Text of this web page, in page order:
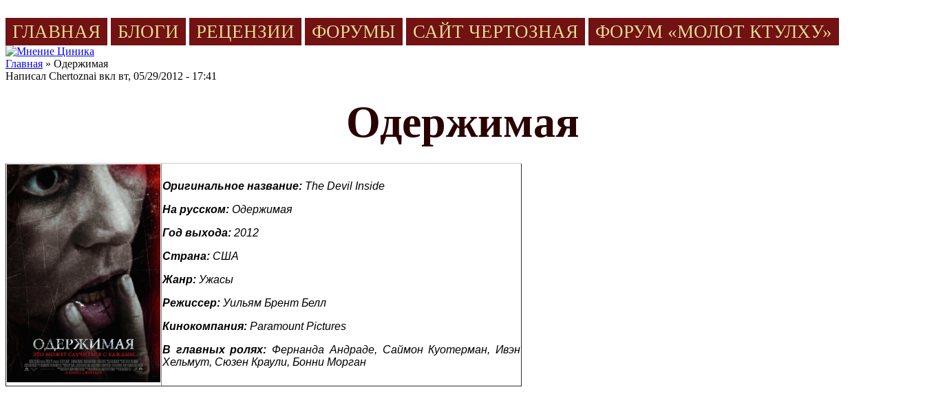
ГЛАВНАЯ БЛОГИ РЕЦЕНЗИИ ФОРУМЫ САЙТ ЧЕРТОЗНАЯ ФОРУМ «МОЛОТ КТУЛХУ»
Вы здесь
Главная » Одержимая
Написал Chertoznai вкл вт, 05/29/2012 - 17:41
Одержимая
Оригинальное название: The Devil Inside
На русском: Одержимая
Год выхода: 2012
Страна: США
Жанр: Ужасы
Режиссер: Уильям Брент Белл
Кинокомпания: Paramount Pictures
В главных ролях: Фернанда Андраде, Саймон Куотерман, Ивэн
Хельмут, Сюзен Краули, Бонни Морган